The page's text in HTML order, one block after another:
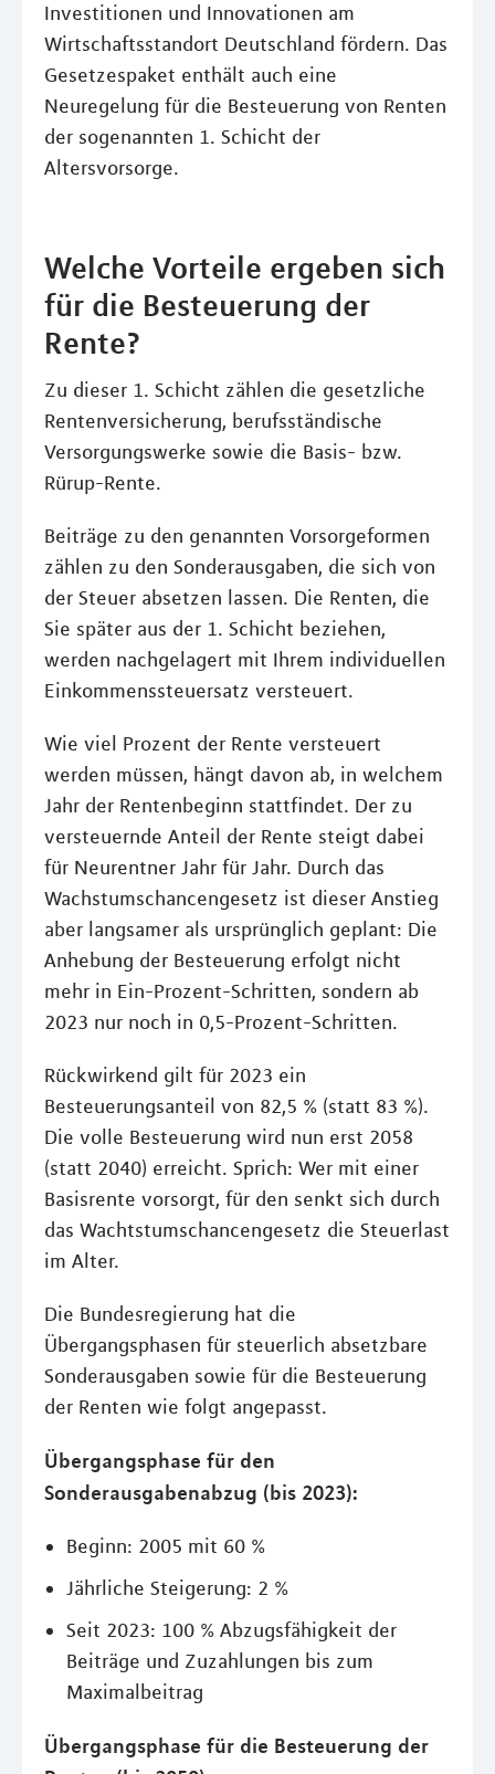
Investitionen und Innovationen am
Wirtschaftsstandort Deutschland fördern. Das
Gesetzespaket enthält auch eine
Neuregelung für die Besteuerung von Renten
der sogenannten 1. Schicht der
Altersvorsorge.
Welche Vorteile ergeben sich
für die Besteuerung der
Rente?
Zu dieser 1. Schicht zählen die gesetzliche
Rentenversicherung, berufsständische
Versorgungswerke sowie die Basis- bzw.
Rürup-Rente.
Beiträge zu den genannten Vorsorgeformen
zählen zu den Sonderausgaben, die sich von
der Steuer absetzen lassen. Die Renten, die
Sie später aus der 1. Schicht beziehen,
werden nachgelagert mit Ihrem individuellen
Einkommenssteuersatz versteuert.
Wie viel Prozent der Rente versteuert
werden müssen, hängt davon ab, in welchem
Jahr der Rentenbeginn stattfindet. Der zu
versteuernde Anteil der Rente steigt dabei
für Neurentner Jahr für Jahr. Durch das
Wachstumschancengesetz ist dieser Anstieg
aber langsamer als ursprünglich geplant: Die
Anhebung der Besteuerung erfolgt nicht
mehr in Ein-Prozent-Schritten, sondern ab
2023 nur noch in 0,5-Prozent-Schritten.
Rückwirkend gilt für 2023 ein
Besteuerungsanteil von 82,5 % (statt 83 %).
Die volle Besteuerung wird nun erst 2058
(statt 2040) erreicht. Sprich: Wer mit einer
Basisrente vorsorgt, für den senkt sich durch
das Wachtstumschancengesetz die Steuerlast
im Alter.
Die Bundesregierung hat die
Übergangsphasen für steuerlich absetzbare
Sonderausgaben sowie für die Besteuerung
der Renten wie folgt angepasst.
Übergangsphase für den
Sonderausgabenabzug (bis 2023):
Beginn: 2005 mit 60 %
Jährliche Steigerung: 2 %
Seit 2023: 100 % Abzugsfähigkeit der
Beiträge und Zuzahlungen bis zum
Maximalbeitrag
Übergangsphase für die Besteuerung der